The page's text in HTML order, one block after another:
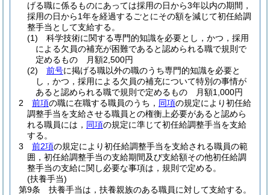
げる職に係るものにあっては採用の日から3年以内の期間，
採用の日から1年を経過するごとにその額を減じて初任給調
整手当として支給する。
(1)
科学技術に関する専門的知識を必要とし，かつ，採用
による欠員の補充が困難であると認められる職で規則で
定めるもの 月額2,500円
(2)
前号に掲げる職以外の職のうち専門的知識を必要と
し，かつ，採用による欠員の補充について特別の事情が
あると認められる職で規則で定めるもの 月額1,000円
2
前項の職に在職する職員のうち， 同項の規定により初任給
調整手当を支給させる職員との権衡上必要があると認めら
れる職員には， 同項の規定に準じて初任給調整手当を支給
する。
3
前2項の規定により初任給調整手当を支給される職員の範
囲，初任給調整手当の支給期間及び支給額その他初任給調
整手当の支給に関し必要な事項は，規則で定める。
(扶養手当)
第9条
扶養手当は，扶養親族のある職員に対して支給する。